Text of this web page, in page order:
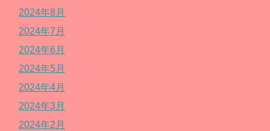
2024年8月
2024年7月
2024年6月
2024年5月
2024年4月
2024年3月
2024年2月